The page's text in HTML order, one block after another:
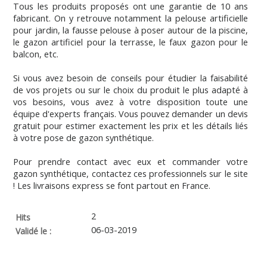
Tous les produits proposés ont une garantie de 10 ans
fabricant. On y retrouve notamment la pelouse artificielle
pour jardin, la fausse pelouse à poser autour de la piscine,
le gazon artificiel pour la terrasse, le faux gazon pour le
balcon, etc.
Si vous avez besoin de conseils pour étudier la faisabilité
de vos projets ou sur le choix du produit le plus adapté à
vos besoins, vous avez à votre disposition toute une
équipe d'experts français. Vous pouvez demander un devis
gratuit pour estimer exactement les prix et les détails liés
à votre pose de gazon synthétique.
Pour prendre contact avec eux et commander votre
gazon synthétique, contactez ces professionnels sur le site
! Les livraisons express se font partout en France.
Hits
2
Validé le :
06-03-2019